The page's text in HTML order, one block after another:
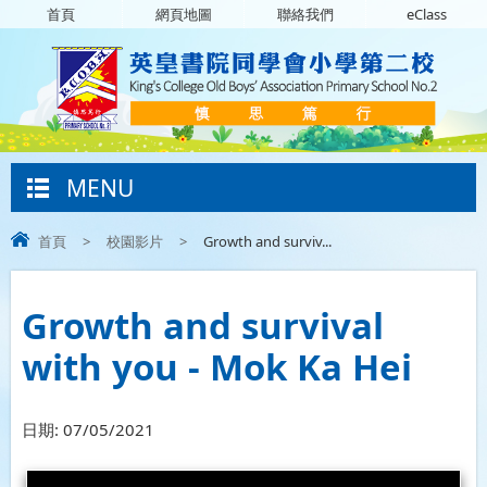
首頁 網頁地圖 聯絡我們 eClass
MENU
首頁 > 校園影片 > Growth and surviv...
Growth and survival
with you - Mok Ka Hei
日期: 07/05/2021